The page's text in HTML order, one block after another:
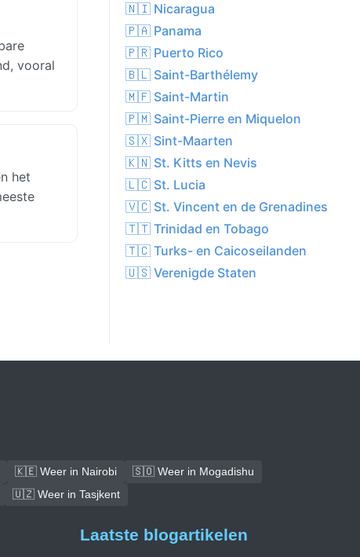
vooral
het
🇳🇮 Nicaragua
🇵🇦 Panama
🇵🇷 Puerto Rico
🇧🇱 Saint-Barthélemy
🇲🇫 Saint-Martin
🇵🇲 Saint-Pierre en Miquelon
🇸🇽 Sint-Maarten
🇰🇳 St. Kitts en Nevis
🇱🇨 St. Lucia
🇻🇨 St. Vincent en de Grenadines
🇹🇹 Trinidad en Tobago
🇹🇨 Turks- en Caicoseilanden
🇺🇸 Verenigde Staten
🇰🇪 Weer in Nairobi
🇸🇴 Weer in Mogadishu
🇺🇿 Weer in Tasjkent
Laatste blogartikelen